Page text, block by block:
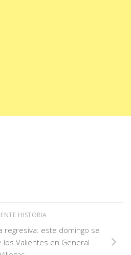
HISTORIA
regresiva: este domingo se
los Valientes en General